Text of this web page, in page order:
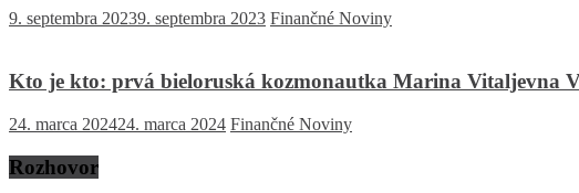
9. septembra 20239. septembra 2023 Finančné Noviny
Kto je kto: prvá bieloruská kozmonautka Marina Vitaljevna
24. marca 202424. marca 2024 Finančné Noviny
Rozhovor